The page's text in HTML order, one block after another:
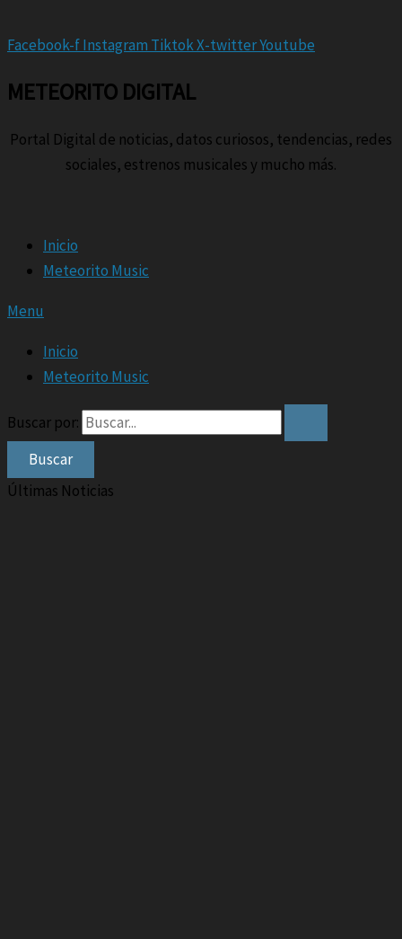
Facebook-fInstagram TiktokX-twitterYoutube
METEORITO DIGITAL
Portal Digital de noticias, datos curiosos, tendencias, redes
sociales, estrenos musicales y mucho más.
Inicio
Meteorito Music
Menu
Inicio
Meteorito Music
Buscar por:
Últimas Noticias